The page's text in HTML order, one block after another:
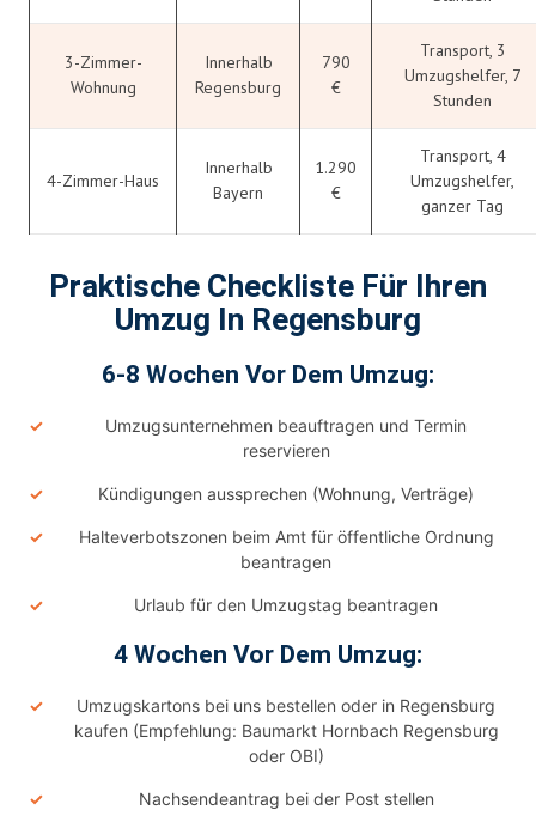
3-Zimmer-
Wohnung
Innerhalb
Regensburg
790
€
Transport, 3
Umzugshelfer, 7
Stunden
4-Zimmer-Haus
Innerhalb
Bayern
1.290
€
Transport, 4
Umzugshelfer,
ganzer Tag
Praktische Checkliste Für Ihren
Umzug In Regensburg
6-8 Wochen Vor Dem Umzug:
Umzugsunternehmen beauftragen und Termin
reservieren
Kündigungen aussprechen (Wohnung, Verträge)
Halteverbotszonen beim Amt für öffentliche Ordnung
beantragen
Urlaub für den Umzugstag beantragen
4 Wochen Vor Dem Umzug:
Umzugskartons bei uns bestellen oder in Regensburg
kaufen (Empfehlung: Baumarkt Hornbach Regensburg
oder OBI)
Nachsendeantrag bei der Post stellen